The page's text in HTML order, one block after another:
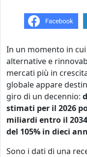
In un momento in
alternative e
mercati più in
globale appare
giro di un decennio:
stimati per il 2026
miliardi entro il
del 105% in dieci
Sono i dati di una